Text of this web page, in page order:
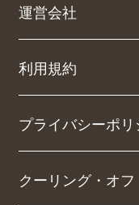
運営会社
利用規約
プライバシーポリ
クーリング・オフ